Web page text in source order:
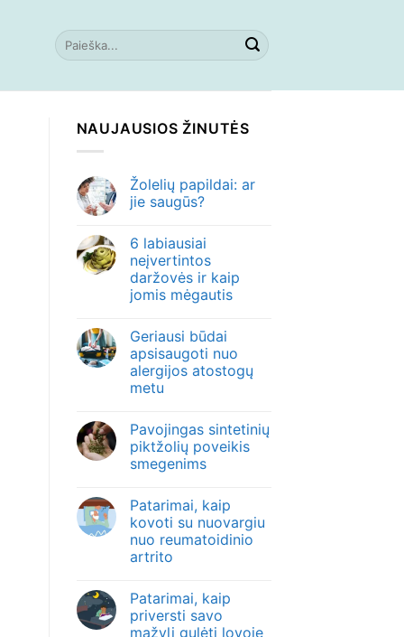
NAUJAUSIOS ŽINUTĖS
Žolelių papildai: ar
jie saugūs?
6 labiausiai
neįvertintos
daržovės ir kaip
jomis mėgautis
Geriausi būdai
apsisaugoti nuo
alergijos atostogų
metu
Pavojingas sintetinių
piktžolių poveikis
smegenims
Patarimai, kaip
kovoti su nuovargiu
nuo reumatoidinio
artrito
Patarimai, kaip
priversti savo
mažylį gulėti lovoje